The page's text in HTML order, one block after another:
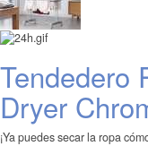
Tendedero
Dryer
¡Ya puedes secar la ropa